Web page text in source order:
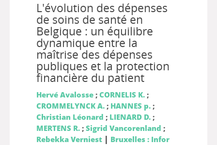
L'évolution des dépenses
de soins de santé en
Belgique : un équilibre
dynamique entre la
maîtrise des dépenses
publiques et la protection
financière du patient
Hervé Avalosse; CORNELIS K.;
CROMMELYNCK A.; HANNES p.;
Christian Léonard ; LIENARD D.;
MERTENS R.; Sigrid Vancorenland ;
Rebekka Verniest | Bruxelles : Infor